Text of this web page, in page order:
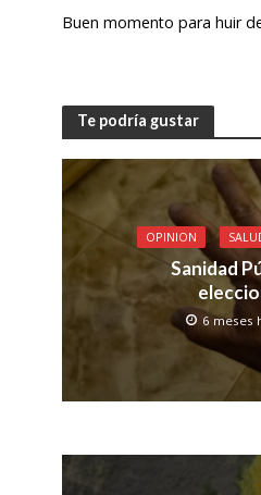
Buen momento para huir
Te podría gustar
OPINION
Sanidad
6 meses